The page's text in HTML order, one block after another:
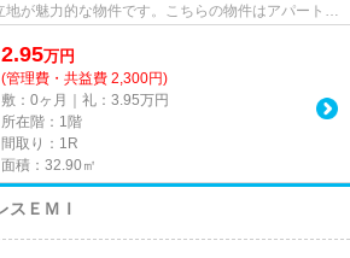
が魅力的な物件です。こちらの物件はアパートで
2.95万円
(管理費・共益費 2,300円)
敷：0ヶ月｜礼：3.95万円
所在階：1階
間取り：1R
面積：32.90㎡
スＥＭＩ